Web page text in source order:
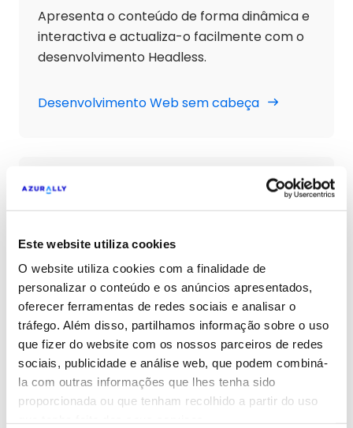
Este website utiliza cookies
O website utiliza cookies com a finalidade de
personalizar o conteúdo e os anúncios apresentados,
oferecer ferramentas de redes sociais e analisar o
tráfego. Além disso, partilhamos informação sobre o uso
que fizer do website com os nossos parceiros de redes
sociais, publicidade e análise web, que podem combiná-
la com outras informações que lhes tenha sido
proporcionada ou que tenham recolhido a partir do uso
Apresenta o conteúdo de forma dinâmica e
interactiva e actualiza-o facilmente com o
desenvolvimento Headless.
Desenvolvimento Web sem cabeça
Plataforma de experiência digital
transformação digital e de gestão destas
plataformas DXP, oferecendo soluções
integradas e uma melhor experiência de
utilização.
DXP Plataformas de experiência digital
Integrações compostas